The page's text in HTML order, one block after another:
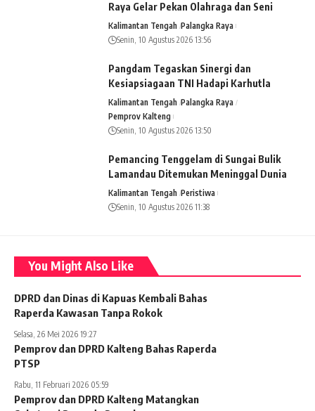
Raya Gelar Pekan Olahraga dan Seni
Kalimantan Tengah Palangka Raya
Senin, 10 Agustus 2026 13:56
Pangdam Tegaskan Sinergi dan
Kesiapsiagaan TNI Hadapi Karhutla
Kalimantan Tengah Palangka Raya
Pemprov Kalteng
Senin, 10 Agustus 2026 13:50
Pemancing Tenggelam di Sungai Bulik
Lamandau Ditemukan Meninggal Dunia
Kalimantan Tengah Peristiwa
Senin, 10 Agustus 2026 11:38
You Might Also Like
DPRD dan Dinas di Kapuas Kembali Bahas
Raperda Kawasan Tanpa Rokok
Selasa, 26 Mei 2026 19:27
Pemprov dan DPRD Kalteng Bahas Raperda
PTSP
Rabu, 11 Februari 2026 05:59
Pemprov dan DPRD Kalteng Matangkan